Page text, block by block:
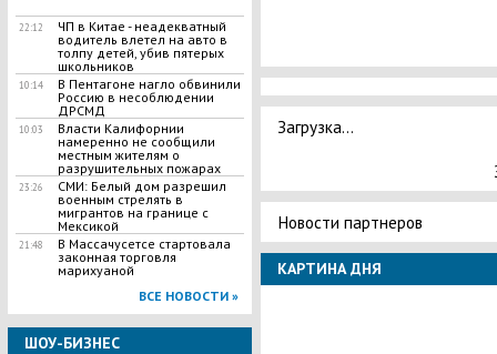
22:12
ЧП в Китае - неадекватный
водитель влетел на авто в
толпу детей, убив пятерых
школьников
10:14
В Пентагоне нагло обвинили
Россию в несоблюдении
ДРСМД
10:03
Власти Калифорнии
намеренно не сообщили
местным жителям о
разрушительных пожарах
23:26
СМИ: Белый дом разрешил
военным стрелять в
мигрантов на границе с
Мексикой
21:48
В Массачусетсе стартовала
законная торговля
марихуаной
ВСЕ НОВОСТИ »
ШОУ-БИЗНЕС
Загрузка...
Новости партнеров
КАРТИНА ДНЯ